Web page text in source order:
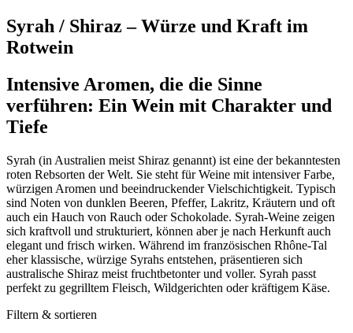
Syrah / Shiraz – Würze und Kraft im
Rotwein
Intensive Aromen, die die Sinne
verführen: Ein Wein mit Charakter und
Tiefe
Syrah (in Australien meist Shiraz genannt) ist eine der bekanntesten
roten Rebsorten der Welt. Sie steht für Weine mit intensiver Farbe,
würzigen Aromen und beeindruckender Vielschichtigkeit. Typisch
sind Noten von dunklen Beeren, Pfeffer, Lakritz, Kräutern und oft
auch ein Hauch von Rauch oder Schokolade. Syrah-Weine zeigen
sich kraftvoll und strukturiert, können aber je nach Herkunft auch
elegant und frisch wirken. Während im französischen Rhône-Tal
eher klassische, würzige Syrahs entstehen, präsentieren sich
australische Shiraz meist fruchtbetonter und voller. Syrah passt
perfekt zu gegrilltem Fleisch, Wildgerichten oder kräftigem Käse.
Filtern & sortieren